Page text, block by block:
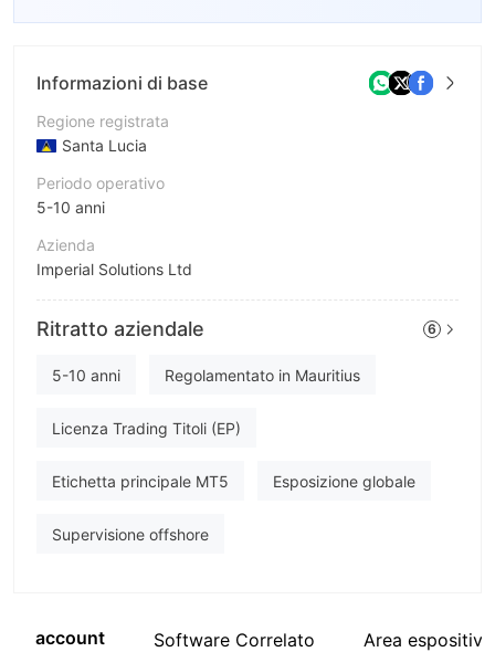
Informazioni di base
Regione registrata
Santa Lucia
Periodo operativo
5-10 anni
Azienda
Imperial Solutions Ltd
Abbreviazione
IMPERIAL
Impiegato di azienda
Ritratto aziendale 6
5-10 anni Regolamentato in Mauritius
Licenza Trading Titoli (EP)
Etichetta principale MT5 Esposizione globale
Supervisione offshore
account Software Correlato Area espositiva